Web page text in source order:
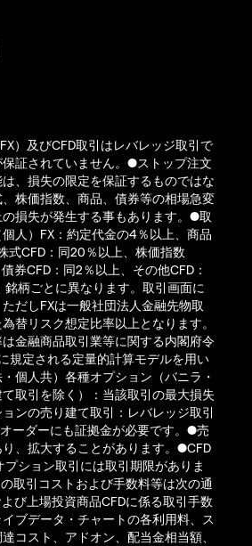
）及びCFD取引はレバレッジ取引で
証されていません。●ストップ注文
、損失の限定を保証するものではな
株価指数、商品、債券等の相場急変
損失が発生する事もあります。●取
人）FX：約定代金の4％以上、商品
式CFD：同20％以上、株価指数
券CFD：同2％以上、その他CFD：
柄ごとに異なります。取引画面に
だしFXは一般社団法人金融先物取
替リスク想定比率以上となります。
金融商品取引業等に関する内閣府令
規定される定量的計算モデルを用い
個人共）各種オプション（バニラ・
取引を除く）：当該取引の最大損失
ンの売り建て取引：レバレッジ取引
ーダーにも証拠金が必要です。●売
、拡大することがあります。●CFD
ション取引には取引期限がありま
取引コストおよび手数料等は次の通
び上場投資商品CFDに係る取引手数
ブデータ・チャートの各利用料、ス
コスト、アドオン、配当金相当額、